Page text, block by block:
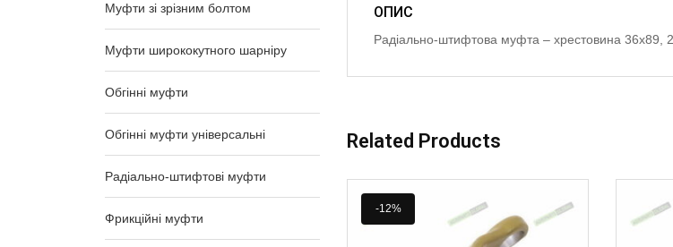
Муфти зі зрізним болтом
Муфти ширококутного шарніру
Обгінні муфти
Обгінні муфти універсальні
Радіально-штифтові муфти
Фрикційні муфти
ОПИС
Радіально-штифтова муфта – хрестовина
Related Products
-12%